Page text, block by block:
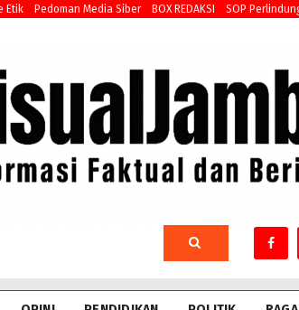
Etik Pedoman Media Siber BOX REDAKSI SOP